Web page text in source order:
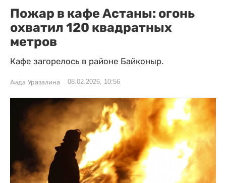
Пожар в кафе Астаны: огонь
охватил 120 квадратных
метров
Кафе загорелось в районе Байконыр.
Аида Уразалина 08.02.2026, 10:56